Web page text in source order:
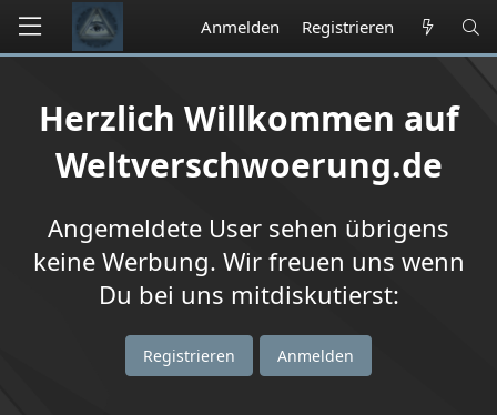
Anmelden Registrieren
Herzlich Willkommen auf
Weltverschwoerung.de
Angemeldete User sehen übrigens
keine Werbung. Wir freuen uns wenn
Du bei uns mitdiskutierst:
Registrieren Anmelden